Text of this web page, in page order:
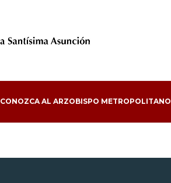
CONOZCA AL ARZOBISPO METROPOLITANO